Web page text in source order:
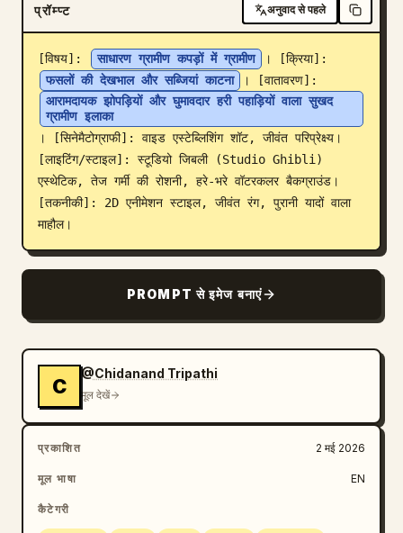
डाउनलोड
ब्लॉग
अपडेट
प्रॉम्प्ट अनुवाद से पहले
[विषय]: साधारण ग्रामीण कपड़ों में ग्रामीण
। [क्रिया]:
फसलों की देखभाल और सब्जियां काटना
। [वातावरण]:
आरामदायक झोपड़ियों और घुमावदार हरी पहाड़ियों वाला सुखद
ग्रामीण इलाका
। [सिनेमैटोग्राफी]: वाइड एस्टेब्लिशिंग शॉट, जीवंत परिप्रेक्ष्य।
[लाइटिंग/स्टाइल]: स्टूडियो जिबली (Studio Ghibli)
एस्थेटिक, तेज गर्मी की रोशनी, हरे-भरे वॉटरकलर बैकग्राउंड।
[तकनीकी]: 2D एनीमेशन स्टाइल, जीवंत रंग, पुरानी यादों वाला
माहौल।
PROMPT से इमेज बनाएं
C
@Chidanand Tripathi
मूल देखें
प्रकाशित 2 मई 2026
मूल भाषा EN
कैटेगरी